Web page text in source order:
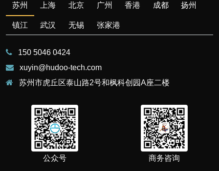
苏州 上海 北京 广州 香港 成都 扬州
镇江 武汉 无锡 张家港
150 5046 0424
xuyin@hudoo-tech.com
苏州市虎丘区泰山路2号和枫科创园A座二楼
公众号 商务咨询